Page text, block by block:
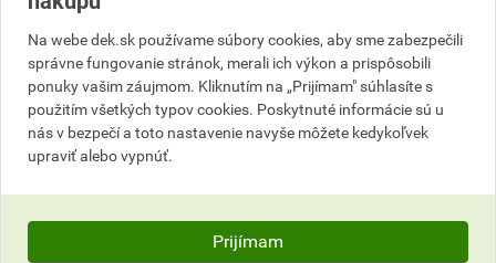
Na dopyt
102,99 EUR celkom s DPH
Na dopyt
106,60 EUR celkom s DPH
Na webe dek.sk používame súbory cookies, aby sme zabezpečili
správne fungovanie stránok, merali ich výkon a prispôsobili
ponuky vašim záujmom. Kliknutím na „Prijímam" súhlasíte s
použitím všetkých typov cookies. Poskytnuté informácie sú u
nás v bezpečí a toto nastavenie navyše môžete kedykoľvek
upraviť alebo vypnúť.
Prijímam